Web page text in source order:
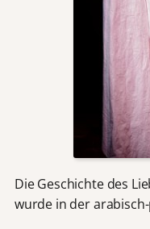
Die Geschichte des
wurde in der